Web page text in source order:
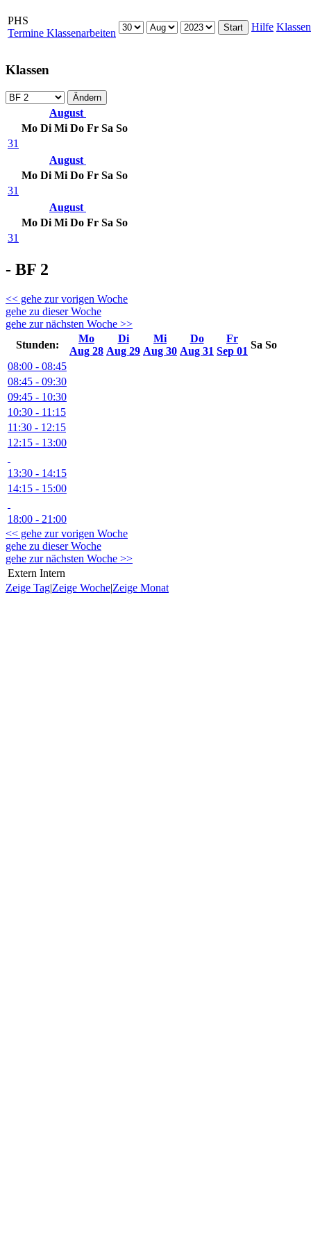
PHS
Termine Klassenarbeiten
Hilfe Klassen
Klassen
August
Mo Di Mi Do Fr Sa So
31
August
Mo Di Mi Do Fr Sa So
31
August
Mo Di Mi Do Fr Sa So
31
- BF 2
<< gehe zur vorigen Woche
gehe zu dieser Woche
gehe zur nächsten Woche >>
Stunden:
Mo
Aug 28
Di
Aug 29
Mi
Aug 30
Do
Aug 31
Fr
Sep 01
Sa So
08:00 - 08:45
08:45 - 09:30
09:45 - 10:30
10:30 - 11:15
11:30 - 12:15
12:15 - 13:00
13:30 - 14:15
14:15 - 15:00
18:00 - 21:00
<< gehe zur vorigen Woche
gehe zu dieser Woche
gehe zur nächsten Woche >>
Extern Intern
Zeige Tag|Zeige Woche|Zeige Monat